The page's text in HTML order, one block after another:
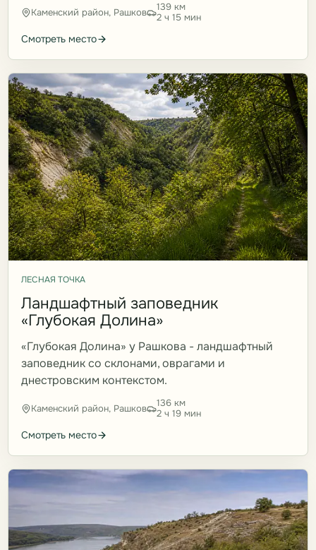
Каменский район, Рашков
139 км
2 ч 15 мин
Смотреть место
ЛЕСНАЯ ТОЧКА
Ландшафтный заповедник
«Глубокая Долина»
«Глубокая Долина» у Рашкова - ландшафтный
заповедник со склонами, оврагами и
днестровским контекстом.
Каменский район, Рашков
136 км
2 ч 19 мин
Смотреть место